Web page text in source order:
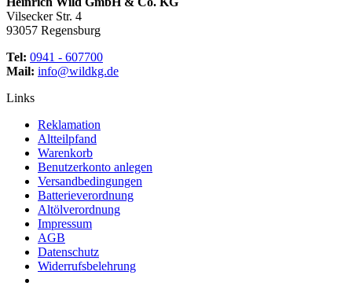
Vilsecker Str. 4
93057 Regensburg
Tel: 0941 - 607700
Mail: info@wildkg.de
Links
Reklamation
Altteilpfand
Warenkorb
Benutzerkonto anlegen
Versandbedingungen
Batterieverordnung
Altölverordnung
Impressum
AGB
Datenschutz
Widerrufsbelehrung